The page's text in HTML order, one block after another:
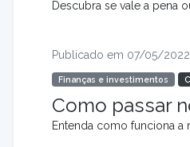
Descubra se vale a pena
Publicado em 07/05/2022
Finanças e investimentos
Como passar
Entenda como funciona a